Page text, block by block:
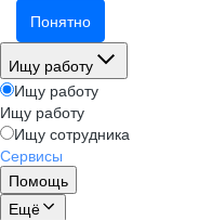
Понятно
Ищу работу
Ищу работу
Ищу работу
Ищу сотрудника
Сервисы
Помощь
Ещё